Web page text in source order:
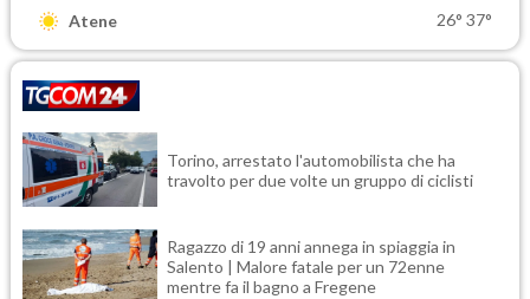
Atene 26° 37°
Torino, arrestato l'automobilista che ha
travolto per due volte un gruppo di ciclisti
Ragazzo di 19 anni annega in spiaggia in
Salento | Malore fatale per un 72enne
mentre fa il bagno a Fregene